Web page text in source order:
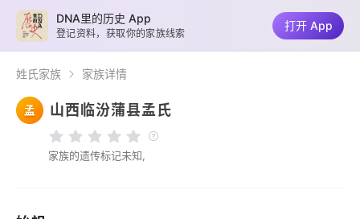
姓氏家族 家族详情
孟 山西临汾蒲县孟氏
家族的遗传标记未知,
DNA里的历史 App
登记资料，获取你的家族线索
打开 App